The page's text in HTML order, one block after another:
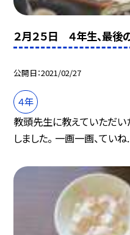
２月２５日 ４年生、最
公開日 2021/02/27
４年
教頭先生に教えていただい
しました。 一画一画、ていね